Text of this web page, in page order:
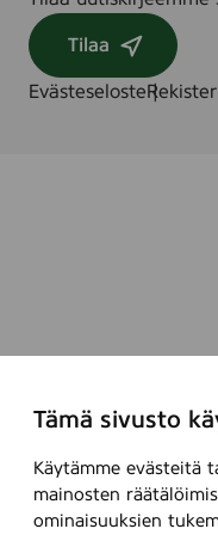
Tämä sivusto
Käytämme evästeitä
mainosten
ominaisuuksien
Tilaa
Evästeseloste